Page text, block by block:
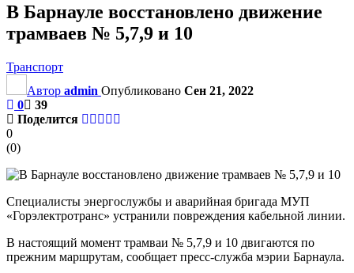
В Барнауле восстановлено движение
трамваев № 5,7,9 и 10
Транспорт
Автор admin Опубликовано Сен 21, 2022
0
39
Поделится
0
(0)
Специалисты энергослужбы и аварийная бригада МУП
«Горэлектротранс» устранили повреждения кабельной линии.
В настоящий момент трамваи № 5,7,9 и 10 двигаются по
прежним маршрутам, сообщает пресс-служба мэрии Барнаула.